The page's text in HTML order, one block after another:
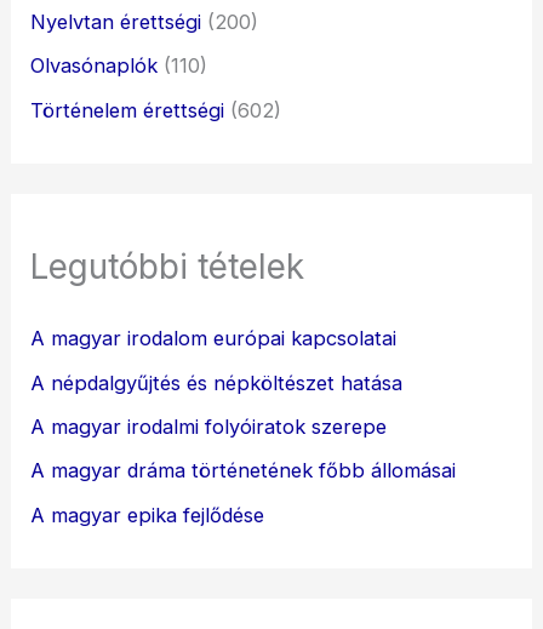
Nyelvtan érettségi (200)
Olvasónaplók (110)
Történelem érettségi (602)
Legutóbbi tételek
A magyar irodalom európai kapcsolatai
A népdalgyűjtés és népköltészet hatása
A magyar irodalmi folyóiratok szerepe
A magyar dráma történetének főbb állomásai
A magyar epika fejlődése